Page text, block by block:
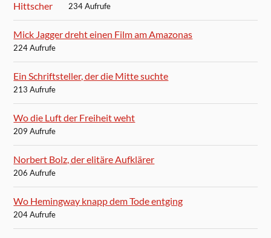
234 Aufrufe
Mick Jagger dreht einen Film am Amazonas
224 Aufrufe
Ein Schriftsteller, der die Mitte suchte
213 Aufrufe
Wo die Luft der Freiheit weht
209 Aufrufe
Norbert Bolz, der elitäre Aufklärer
206 Aufrufe
Wo Hemingway knapp dem Tode entging
204 Aufrufe